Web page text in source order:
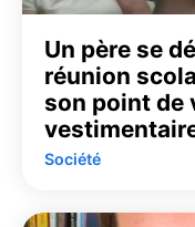
Un père se
réunion
son point de
Société